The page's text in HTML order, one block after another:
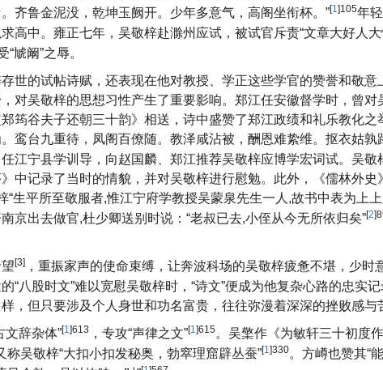
齐鲁金泥没，乾坤玉阙开。少年多意气，高阁坐衔杯。”[1]105年
高中。雍正七年，吴敬梓赴滁州应试，被试官斥责“文章大好人大
虓阚”之辱。
世的试帖诗赋，还表现在他对教授、学正这些学官的赞誉和敬意
对吴敬梓的思想习性产生了重要影响。郑江任安徽督学时，曾对
筠谷夫子还朝三十韵》相送，诗中盛赞了郑江政绩和礼乐教化之
鸾台九重待，凤阁百僚随。教泽咸沾被，酬恩难絷维。抠衣姑孰
江宁县学训导，向赵国麟、郑江推荐吴敬梓应博学宏词试。吴敬
中记录了当时的情貌，并对吴敬梓进行慰勉。此外，《儒林外史
“生平所至敬服者,惟江宁府学教授吴蒙泉先生一人,故书中表为上上
京出去做官,杜少卿送别时说：“老叔已去,小侄从今无所依归矣”[2
[3] ，重振家声的使命束缚，让奔波科场的吴敬梓疲惫不堪，少时
“八股时文”难以宽慰吴敬梓时，“诗文”便成为他复杂心路的忠实
，但只要涉及个人身世和功名富贵，往往弥漫着深深的挫败感与
文辞杂体”[1]613 ，专攻“声律之文”[1]615。吴檠作《为敏轩三十初度
称吴敬梓“大扣小扣发秘奥，勃窣理窟辟丛蚕”[1]330。方嶟也赞其“